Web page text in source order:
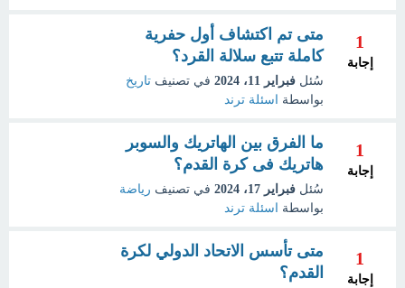
1
إجابة
متى تم اكتشاف أول حفرية
كاملة تتبع سلالة القرد؟
سُئل فبراير 11، 2024 في تصنيف تاريخ
بواسطة
اسئلة ترند
1
إجابة
ما الفرق بين الهاتريك والسوبر
هاتريك فى كرة القدم؟
سُئل فبراير 17، 2024 في تصنيف رياضة
بواسطة
اسئلة ترند
1
إجابة
متى تأسس الاتحاد الدولي لكرة
القدم؟